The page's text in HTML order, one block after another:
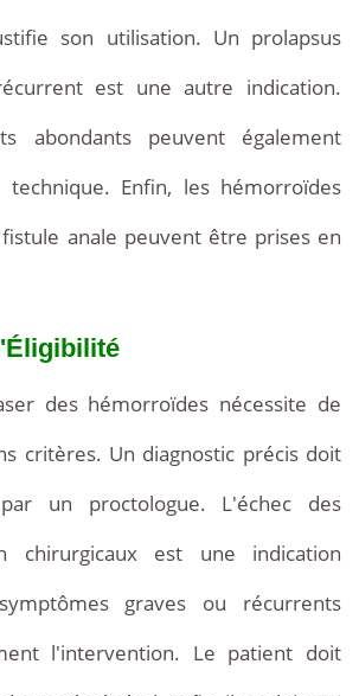
son utilisation. Un prolapsus
est une autre indication.
abondants peuvent également
technique. Enfin, les hémorroïdes
anale peuvent être prises en
des hémorroïdes nécessite de
critères. Un diagnostic précis doit
un proctologue. L'échec des
chirurgicaux est une indication
graves ou récurrents
l'intervention. Le patient doit